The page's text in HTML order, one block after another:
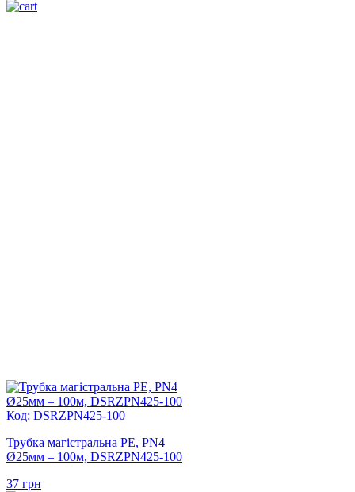
Код: DSRZPN425-100
Трубка магістральна PE, PN4
Ø25мм – 100м, DSRZPN425-100
37 грн